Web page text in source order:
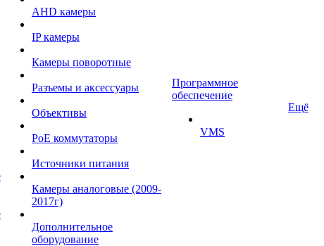
AHD камеры
IP камеры
Камеры поворотные
Разъемы и аксессуары
Объективы
PoE коммутаторы
Источники питания
Камеры аналоговые (2009-
2017г)
Дополнительное
оборудование
Программное
обеспечение
VMS
Ещё